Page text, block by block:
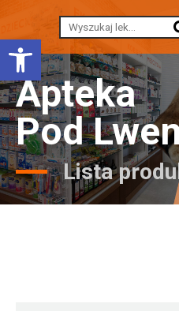
Otwórz pasek narzędzi
Apteka
Pod
Lista